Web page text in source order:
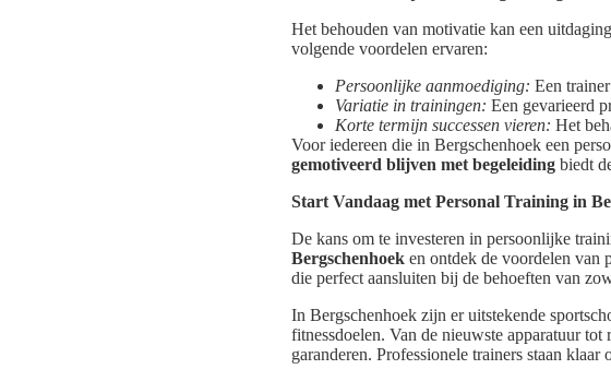
Het behouden van motivatie kan een
volgende voordelen ervaren:
Persoonlijke aanmoediging: Een
Variatie in trainingen: Een gevarieerd
Korte termijn successen vieren: Het
Voor iedereen die in Bergschenhoek een
gemotiveerd blijven met begeleiding biedt
Start Vandaag met Personal Training in
De kans om te investeren in persoonlijke
Bergschenhoek en ontdek de voordelen van
die perfect aansluiten bij de behoeften van
In Bergschenhoek zijn er uitstekende
fitnessdoelen. Van de nieuwste apparatuur
garanderen. Professionele trainers staan